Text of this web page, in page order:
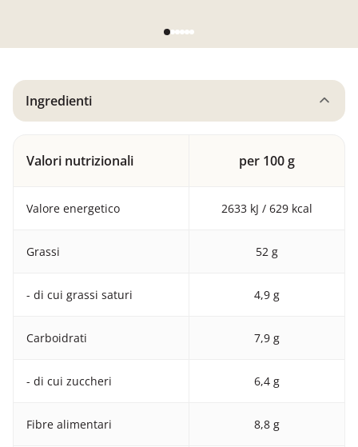
Ingredienti
Valori nutrizionali per 100 g
Valore energetico 2633 kJ / 629 kcal
Grassi 52 g
- di cui grassi saturi 4,9 g
Carboidrati 7,9 g
- di cui zuccheri 6,4 g
Fibre alimentari 8,8 g